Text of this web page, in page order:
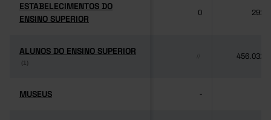
ESTABELECIMENTOS DO
ENSINO SUPERIOR
ESTABELECIMENTOS DO
ENSINO SUPERIOR
0 292
ALUNOS DO ENSINO SUPERIOR
(1)
ALUNOS DO ENSINO SUPERIOR
(1)
456.032
MUSEUS
MUSEUS -